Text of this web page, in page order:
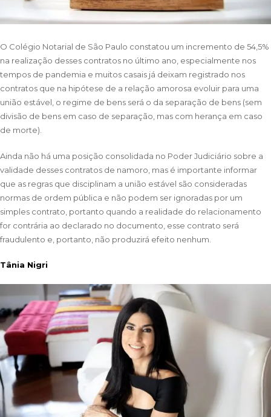
O Colégio Notarial de São Paulo constatou um incremento de 54,5%
na realização desses contratos no último ano, especialmente nos
tempos de pandemia e muitos casais já deixam registrado nos
contratos que na hipótese de a relação amorosa evoluir para uma
união estável, o regime de bens será o da separação de bens (sem
divisão de bens em caso de separação, mas com herança em caso
de morte).
Ainda não há uma posição consolidada no Poder Judiciário sobre a
validade desses contratos de namoro, mas é importante informar
que as regras que disciplinam a união estável são consideradas
normas de ordem pública e não podem ser ignoradas por um
simples contrato, portanto quando a realidade do relacionamento
for contrária ao declarado no documento, esse contrato será
fraudulento e, portanto, não produzirá efeito nenhum.
Tânia Nigri